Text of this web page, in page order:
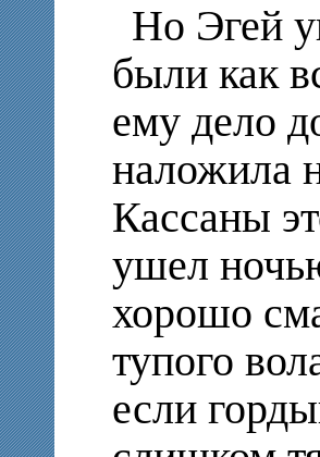
Но Эгей
были как
ему дело
наложила
Кассаны
ушел
хорошо
тупого
если